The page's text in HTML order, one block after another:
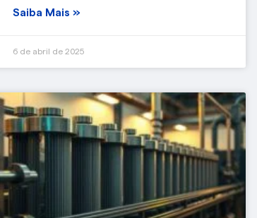
Saiba Mais »
6 de abril de 2025